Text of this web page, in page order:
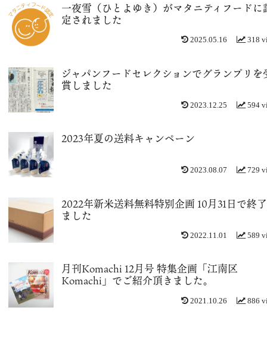
一夜雪（ひとよゆき）がマタニティフードに
定されました
318
2025.05.16
ジャパンフードセレクションでグランプリを
賞しました
594
2023.12.25
2023年夏の送料キャンペーン
729
2023.08.07
2022年新米送料無料特別企画 10月31日で終
ました
589
2022.11.01
月刊Komachi 12月号 特集企画「江南区
Komachi」でご紹介頂きました。
886
2021.10.26